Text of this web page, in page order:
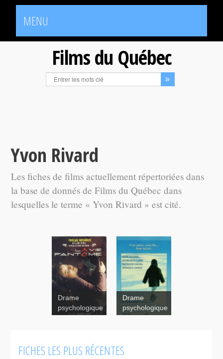
MENU
Films du Québec
Yvon Rivard
Les fiches de films actuellement répertoriées dans
la base de donnés de Films du Québec dans
lesquelles le terme « Yvon Rivard » est cité.
La vie
Drame
psychologique
L'enfant sur
Drame
psychologique
FICHES LES PLUS RÉCENTES